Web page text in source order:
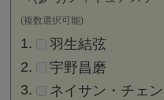
(複数選択可能)
羽生結弦
宇野昌磨
ネイサン・チェン